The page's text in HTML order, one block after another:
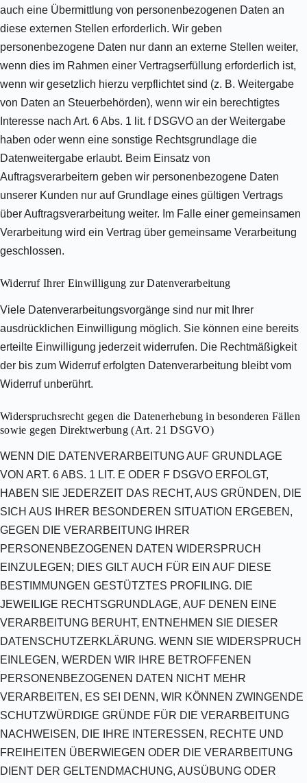
auch eine Übermittlung von personenbezogenen Daten an
diese externen Stellen erforderlich. Wir geben
personenbezogene Daten nur dann an externe Stellen weiter,
wenn dies im Rahmen einer Vertragserfüllung erforderlich ist,
wenn wir gesetzlich hierzu verpflichtet sind (z. B. Weitergabe
von Daten an Steuerbehörden), wenn wir ein berechtigtes
Interesse nach Art. 6 Abs. 1 lit. f DSGVO an der Weitergabe
haben oder wenn eine sonstige Rechtsgrundlage die
Datenweitergabe erlaubt. Beim Einsatz von
Auftragsverarbeitern geben wir personenbezogene Daten
unserer Kunden nur auf Grundlage eines gültigen Vertrags
über Auftragsverarbeitung weiter. Im Falle einer gemeinsamen
Verarbeitung wird ein Vertrag über gemeinsame Verarbeitung
geschlossen.
Widerruf Ihrer Einwilligung zur Datenverarbeitung
Viele Datenverarbeitungsvorgänge sind nur mit Ihrer
ausdrücklichen Einwilligung möglich. Sie können eine bereits
erteilte Einwilligung jederzeit widerrufen. Die Rechtmäßigkeit
der bis zum Widerruf erfolgten Datenverarbeitung bleibt vom
Widerruf unberührt.
Widerspruchsrecht gegen die Datenerhebung in besonderen Fällen
sowie gegen Direktwerbung (Art. 21 DSGVO)
WENN DIE DATENVERARBEITUNG AUF GRUNDLAGE
VON ART. 6 ABS. 1 LIT. E ODER F DSGVO ERFOLGT,
HABEN SIE JEDERZEIT DAS RECHT, AUS GRÜNDEN, DIE
SICH AUS IHRER BESONDEREN SITUATION ERGEBEN,
GEGEN DIE VERARBEITUNG IHRER
PERSONENBEZOGENEN DATEN WIDERSPRUCH
EINZULEGEN; DIES GILT AUCH FÜR EIN AUF DIESE
BESTIMMUNGEN GESTÜTZTES PROFILING. DIE
JEWEILIGE RECHTSGRUNDLAGE, AUF DENEN EINE
VERARBEITUNG BERUHT, ENTNEHMEN SIE DIESER
DATENSCHUTZERKLÄRUNG. WENN SIE WIDERSPRUCH
EINLEGEN, WERDEN WIR IHRE BETROFFENEN
PERSONENBEZOGENEN DATEN NICHT MEHR
VERARBEITEN, ES SEI DENN, WIR KÖNNEN ZWINGENDE
SCHUTZWÜRDIGE GRÜNDE FÜR DIE VERARBEITUNG
NACHWEISEN, DIE IHRE INTERESSEN, RECHTE UND
FREIHEITEN ÜBERWIEGEN ODER DIE VERARBEITUNG
DIENT DER GELTENDMACHUNG, AUSÜBUNG ODER